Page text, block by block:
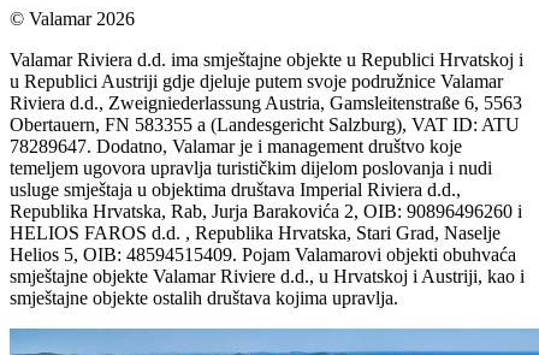
© Valamar 2026
Valamar Riviera d.d. ima smještajne objekte u Republici Hrvatskoj i
u Republici Austriji gdje djeluje putem svoje podružnice Valamar
Riviera d.d., Zweigniederlassung Austria, Gamsleitenstraße 6, 5563
Obertauern, FN 583355 a (Landesgericht Salzburg), VAT ID: ATU
78289647. Dodatno, Valamar je i management društvo koje
temeljem ugovora upravlja turističkim dijelom poslovanja i nudi
usluge smještaja u objektima društava Imperial Riviera d.d.,
Republika Hrvatska, Rab, Jurja Barakovića 2, OIB: 90896496260 i
HELIOS FAROS d.d. , Republika Hrvatska, Stari Grad, Naselje
Helios 5, OIB: 48594515409. Pojam Valamarovi objekti obuhvaća
smještajne objekte Valamar Riviere d.d., u Hrvatskoj i Austriji, kao i
smještajne objekte ostalih društava kojima upravlja.